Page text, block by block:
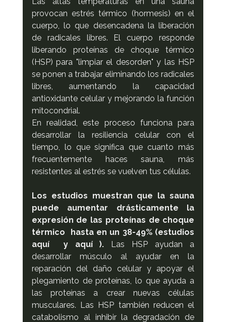
provocan estrés térmico (hormesis) en el
cuerpo, lo que desencadena la liberación
de radicales libres. El cuerpo responde
liberando proteínas de choque térmico
(HSP) para "limpiar el desorden" y las HSP
se ponen a trabajar eliminando los radicales
libres, aumentando la capacidad
antioxidante celular y mejorando la función
mitocondrial.
En realidad, este proceso funciona para
desarrollar la resiliencia celular con el
tiempo, lo que significa que cuanto más
frecuentemente haces sauna, más
resistentes al estrés se vuelven tus células.
Los estudios muestran que la sauna
puede aumentar drásticamente la
expresión de las proteínas de choque
térmico  hasta en un 38-49% (estudios
aquí  y aquí ).
Las HSP ayudan a
desarrollar músculo al ayudar en la
reparación del daño celular y apoyar el
plegamiento de proteínas, lo que ayuda a
las proteínas a crear nuevas células
musculares. Las HSP también reducen el
catabolismo al inhibir la degradación de